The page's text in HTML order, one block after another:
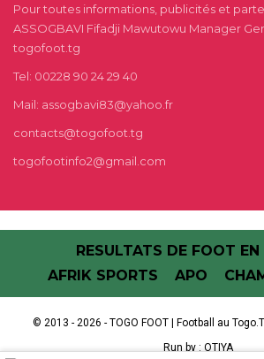
Pour toutes informations, publicités et
ASSOGBAVI Fifadji Mawutowu Manager
togofoot.tg
Tel: 00228 90 24 29 40
Mail: assogbavi83@yahoo.fr
contacts@togofoot.tg
togofootinfo2@gmail.com
RESULTATS DE FOOT EN
AFRIK SPORTS
APO
© 2013 - 2026 - TOGO FOOT | Football au
Run by : OTIYA